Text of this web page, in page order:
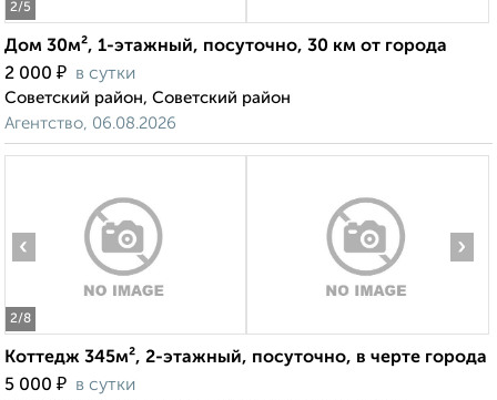
2/5
Дом 30м², 1-этажный, посуточно, 30 км от города
2 000 ₽ в сутки
Советский район, Советский район
Агентство, 06.08.2026
2/8
‹ ›
Коттедж 345м², 2-этажный, посуточно, в черте города
5 000 ₽ в сутки